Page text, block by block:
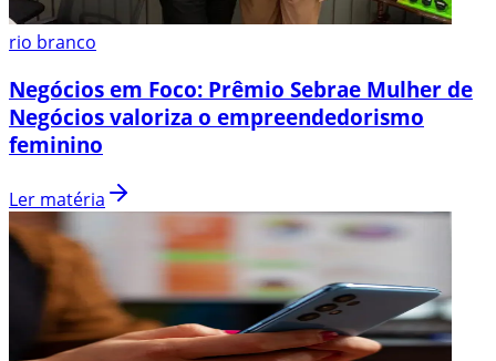
rio branco
Negócios em Foco: Prêmio Sebrae Mulher de
Negócios valoriza o empreendedorismo
feminino
Ler matéria